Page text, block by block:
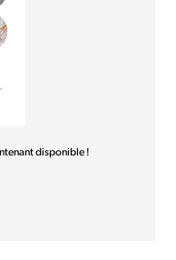
disponible !